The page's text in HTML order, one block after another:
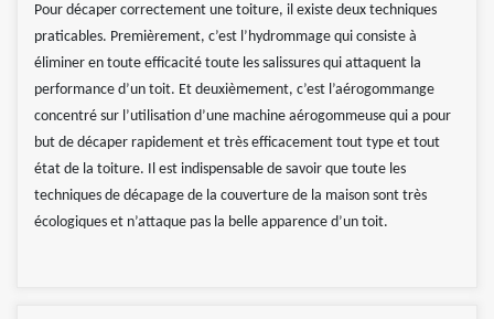
Pour décaper correctement une toiture, il existe deux techniques
praticables. Premièrement, c’est l’hydrommage qui consiste à
éliminer en toute efficacité toute les salissures qui attaquent la
performance d’un toit. Et deuxièmement, c’est l’aérogommange
concentré sur l’utilisation d’une machine aérogommeuse qui a pour
but de décaper rapidement et très efficacement tout type et tout
état de la toiture. Il est indispensable de savoir que toute les
techniques de décapage de la couverture de la maison sont très
écologiques et n’attaque pas la belle apparence d’un toit.